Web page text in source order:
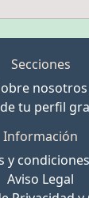
Secciones
nosotros
tu perfil
Información
y
Aviso Legal